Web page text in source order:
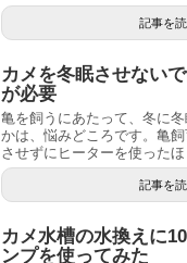
記事を
カメを冬眠させない
が必要
亀を飼うにあたって、冬に
かは、悩みどころです。亀
させずにヒーターを使ったほ
記事を
カメ水槽の水換えに
ンプを使ってみた